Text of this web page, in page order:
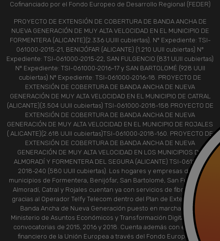
Cofinanciado por el Fondo Europeo de Desarrollo Regional (FEDER)
PROYECTO DE EXTENSIÓN DE COBERTURA DE BANDA ANCHA DE
NUEVA GENERACIÓN DE MUY ALTA VELOCIDAD EN EL MUNICIPIO DE
FORMENTERA (ALICANTE)(2.336 UUIII cubiertas). Nº Expediente: TSI-
061000-2015-21, BENIJÓFAR (ALICANTE) (1.210 UUII cubiertas) Nº
Expediente: TSI-061000-2015-22, SAN FULGENCIO (831 UUII cubiertas)
Nº Expediente: TSI-061000-2016-17 y SAN BARTOLOMÉ (928 UUII
cubiertas) Nº Expediente: TSI-061000-2016-18. PROYECTO DE
EXTENSIÓN DE COBERTURA DE BANDA ANCHA DE NUEVA
GENERACIÓN DE MUY ALTA VELOCIDAD EN EL MUNICIPIO DE CATRAL
(ALICANTE)(3.504 UUII cubiertas) TSI-061000-2018-158 PROYECTO DE
EXTENSIÓN DE COBERTURA DE BANDA ANCHA DE NUEVA
GENERACIÓN DE MUY ALTA VELOCIDAD EN EL MUNICIPIO DE ROJALES
( ALICANTE)(2.618 UUII cubiertas)TSI-061000-2018-160. PROYECTO DE
EXTENSIÓN DE COBERTURA DE BANDA ANCHA DE NUEVA
GENERACIÓN DE MUY ALTA VELOCIDAD EN LOS MUNICIPIOS DE
ALMORADÍ Y FORMENTERA DEL SEGURA (ALICANTE) TSI-061000-
2018-240 (580 UUII cubiertas). Los hogares y empresas de los
municipios de Formentera, Benijófar, San Bartolomé, San Fulgencio,
Almoradí, Catral y Rojales cuentan ya con servicios de fibra óptica,
gracias al Operador Telfy Telecom dentro del Plan de Extensión de
Banda Ancha de Nueva Generación puesto en marcha por el
Ministerio de Asuntos Económicos y Transformación Digital, en sus
convocatorias de 2015, 2016 y 2018. Cuenta además con el apoyo
financiero de la Unión Europea a través del Fondo Europeo de